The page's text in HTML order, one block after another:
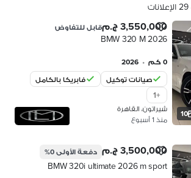
10
3,550,000 ج.م قابل للتفاوض
BMW 320 M 2026
0 كم •
2026
صيانات توكيل
فابريكا بالكامل
+
1
شيراتون، القاهرة
منذ 1 أسبوع
3,500,000 ج.م دفعة الأولى0%
BMW 320i ultimate 2026 m sport